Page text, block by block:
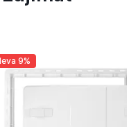
9%